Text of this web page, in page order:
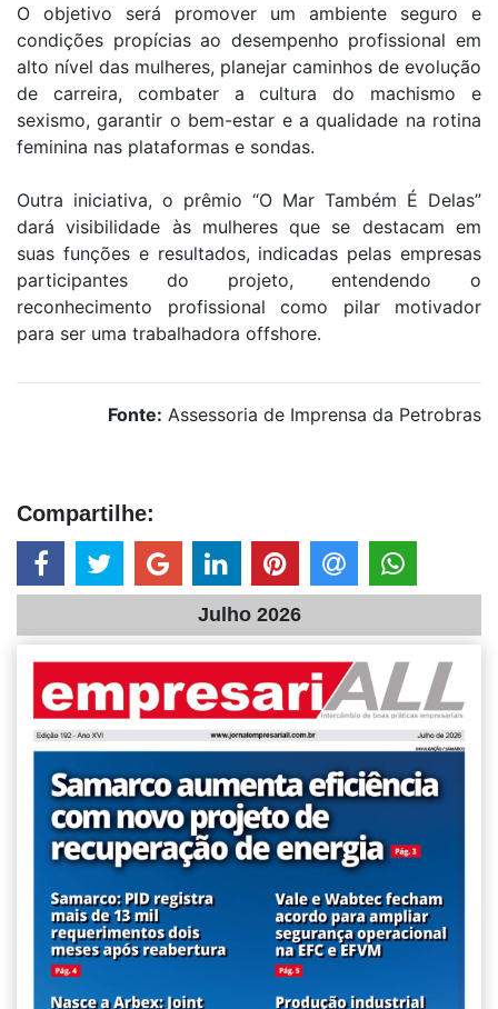
O objetivo será promover um ambiente seguro e
condições propícias ao desempenho profissional em
alto nível das mulheres, planejar caminhos de evolução
de carreira, combater a cultura do machismo e
sexismo, garantir o bem-estar e a qualidade na rotina
feminina nas plataformas e sondas.
Outra iniciativa, o prêmio “O Mar Também É Delas”
dará visibilidade às mulheres que se destacam em
suas funções e resultados, indicadas pelas empresas
participantes do projeto, entendendo o
reconhecimento profissional como pilar motivador
para ser uma trabalhadora offshore.
Fonte: Assessoria de Imprensa da Petrobras
Compartilhe:
Julho 2026